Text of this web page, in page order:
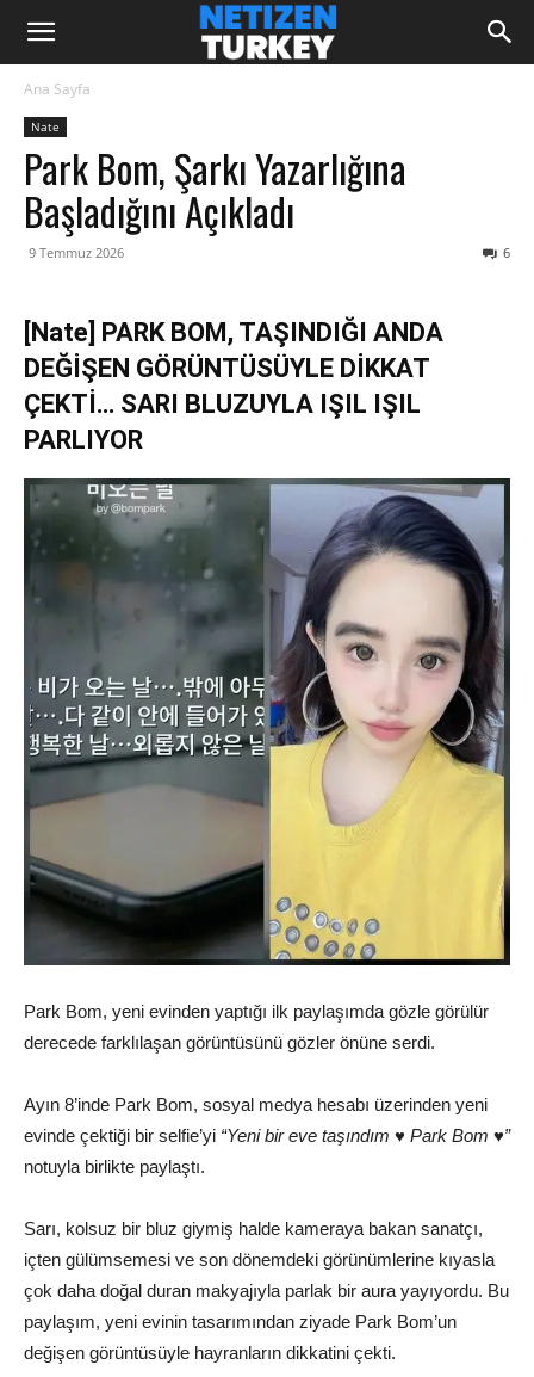
Ana Sayfa
Nate
Park Bom, Şarkı Yazarlığına
Başladığını Açıkladı
9 Temmuz 2026 6
[Nate] PARK BOM, TAŞINDIĞI ANDA
DEĞİŞEN GÖRÜNTÜSÜYLE DİKKAT
ÇEKTİ… SARI BLUZUYLA IŞIL IŞIL
PARLIYOR
Park Bom, yeni evinden yaptığı ilk paylaşımda gözle görülür
derecede farklılaşan görüntüsünü gözler önüne serdi.
Ayın 8’inde Park Bom, sosyal medya hesabı üzerinden yeni
evinde çektiği bir selfie’yi “Yeni bir eve taşındım ♥ Park Bom ♥”
notuyla birlikte paylaştı.
Sarı, kolsuz bir bluz giymiş halde kameraya bakan sanatçı,
içten gülümsemesi ve son dönemdeki görünümlerine kıyasla
çok daha doğal duran makyajıyla parlak bir aura yayıyordu. Bu
paylaşım, yeni evinin tasarımından ziyade Park Bom’un
değişen görüntüsüyle hayranların dikkatini çekti.